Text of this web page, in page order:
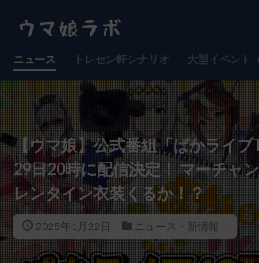
ニュース トレセン軒シナリオ 大型イベント
【ウマ娘】公式番組「ぱかライブ
29日20時に配信決定！ マーチャ
レンタイン衣装くるか！？
2025年1月22日 ニュース・新情報